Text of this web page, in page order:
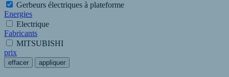
Gerbeurs électriques à plateforme
Energies
Electrique
Fabricants
MITSUBISHI
prix
effacer appliquer